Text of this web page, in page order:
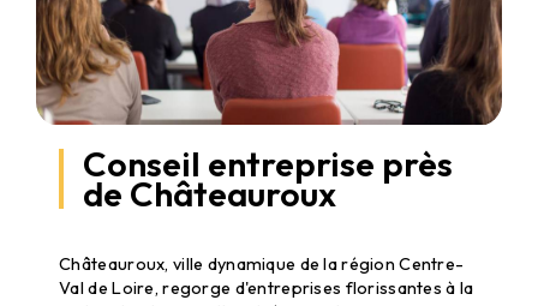
Conseil entreprise près
de Châteauroux
Châteauroux, ville dynamique de la région Centre-
Val de Loire, regorge d'entreprises florissantes à la